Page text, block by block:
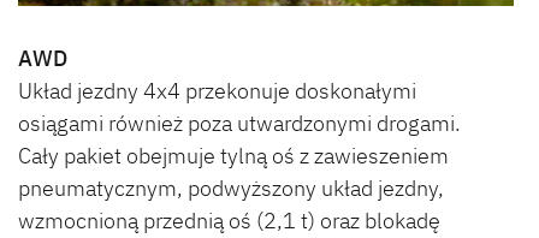
AWD
Układ jezdny 4x4 przekonuje doskonałymi
osiągami również poza utwardzonymi drogami.
Cały pakiet obejmuje tylną oś z zawieszeniem
pneumatycznym, podwyższony układ jezdny,
wzmocnioną przednią oś (2,1 t) oraz blokadę